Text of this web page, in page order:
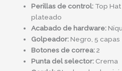
Perillas de control: Top
plateado
Acabado de hardware:
Golpeador:Negro, 5 capas
Botones de correa:2
Punta del selector: Crema